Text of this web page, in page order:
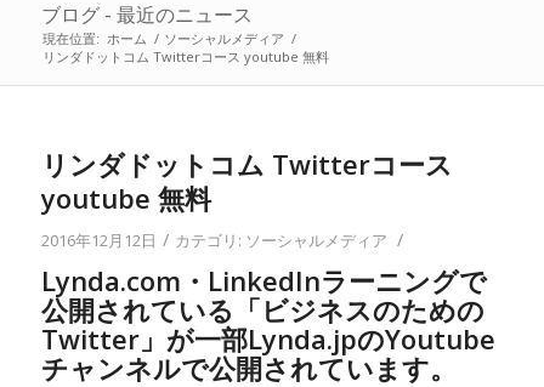
ブログ - 最近のニュース
現在位置: ホーム / ソーシャルメディア /
リンダドットコム Twitterコース youtube 無料
リンダドットコム Twitterコース
youtube 無料
2016年12月12日 / カテゴリ: ソーシャルメディア /
Lynda.com・LinkedInラーニングで
公開されている「ビジネスのための
Twitter」が一部Lynda.jpのYoutube
チャンネルで公開されています。